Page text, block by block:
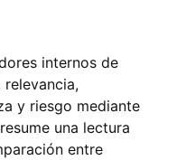
internos de
relevancia,
y riesgo mediante
una lectura
entre